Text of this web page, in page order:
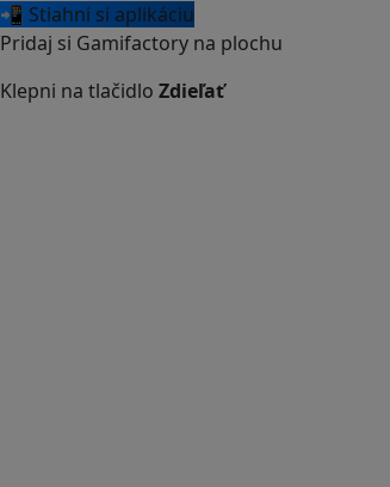
📲 Stiahni si aplikáciu
Pridaj si Gamifactory na plochu
Klepni na tlačidlo Zdieľať